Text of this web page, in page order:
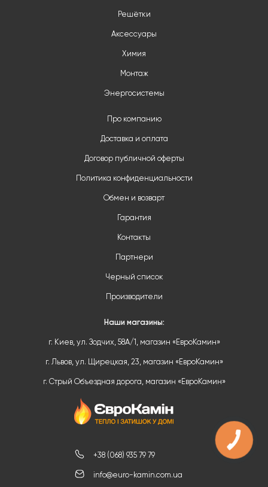
+38 (068) 935 79 79
info@euro-kamin.com.ua
Решётки
Аксессуары
Химия
Монтаж
Энергосистемы
Про компанию
Доставка и оплата
Договор публичной оферты
Политика конфиденциальности
Обмен и возварт
Гарантия
Контакты
Партнери
Черный список
Производители
Наши магазины:
г. Киев, ул. Зодчих, 58А/1, магазин «ЕвроКамин»
г. Львов, ул. Щирецкая, 23, магазин «ЕвроКамин»
г. Стрый Объездная дорога, магазин «ЕвроКамин»